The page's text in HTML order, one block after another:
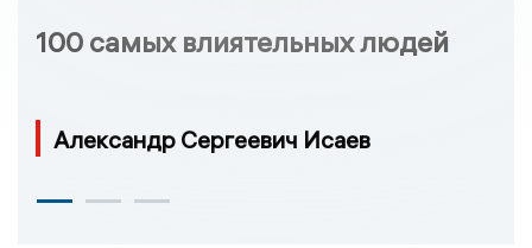
100 самых влиятельных людей
Александр Сергеевич Исаев